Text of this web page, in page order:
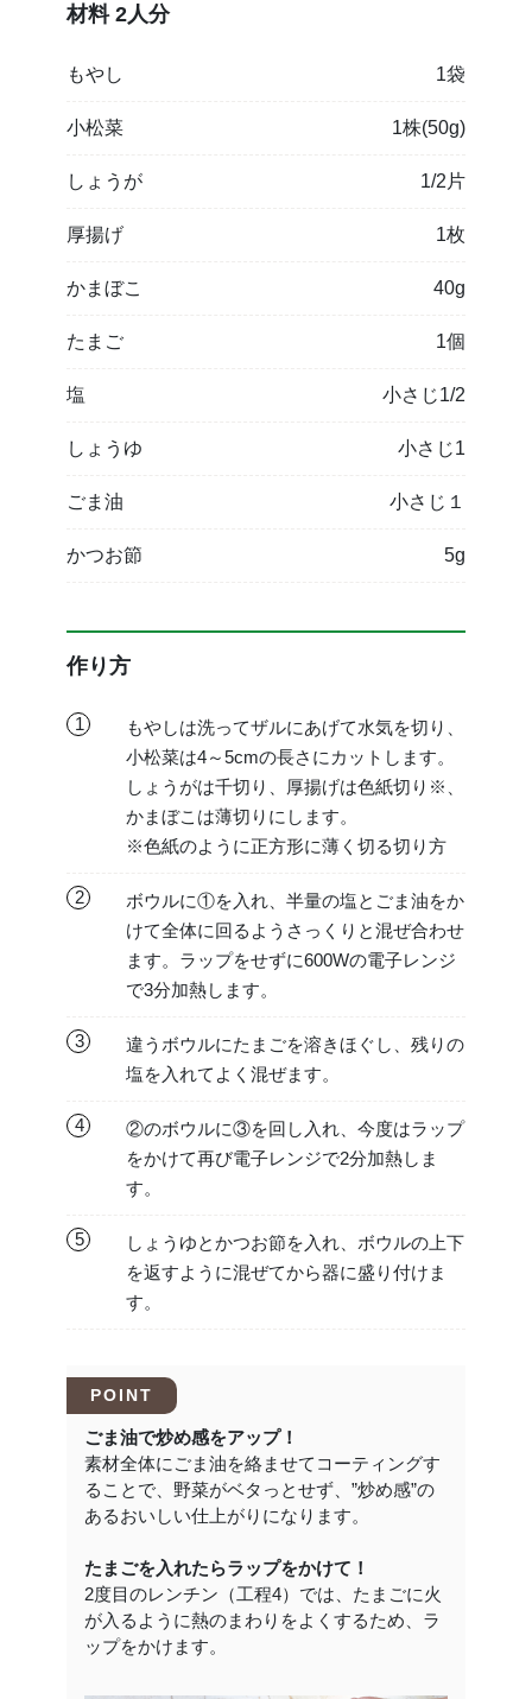
材料 2人分
もやし 1袋
小松菜 1株(50g)
しょうが 1/2片
厚揚げ 1枚
かまぼこ 40g
たまご 1個
塩 小さじ1/2
しょうゆ 小さじ1
ごま油 小さじ１
かつお節 5g
作り方
1
もやしは洗ってザルにあげて水気を切り、
小松菜は4～5cmの長さにカットします。
しょうがは千切り、厚揚げは色紙切り※、
かまぼこは薄切りにします。
※色紙のように正方形に薄く切る切り方
2
ボウルに①を入れ、半量の塩とごま油をか
けて全体に回るようさっくりと混ぜ合わせ
ます。ラップをせずに600Wの電子レンジ
で3分加熱します。
3
違うボウルにたまごを溶きほぐし、残りの
塩を入れてよく混ぜます。
4
②のボウルに③を回し入れ、今度はラップ
をかけて再び電子レンジで2分加熱しま
す。
5
しょうゆとかつお節を入れ、ボウルの上下
を返すように混ぜてから器に盛り付けま
す。
POINT
ごま油で炒め感をアップ！
素材全体にごま油を絡ませてコーティングす
ることで、野菜がベタっとせず、”炒め感”の
あるおいしい仕上がりになります。
たまごを入れたらラップをかけて！
2度目のレンチン（工程4）では、たまごに火
が入るように熱のまわりをよくするため、ラ
ップをかけます。